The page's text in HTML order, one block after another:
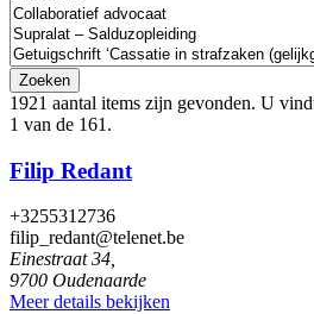
Zoeken
1921 aantal items zijn gevonden. U
1 van de 161.
Filip Redant
+3255312736
filip_redant@telenet.be
Einestraat 34,
9700 Oudenaarde
Meer details bekijken